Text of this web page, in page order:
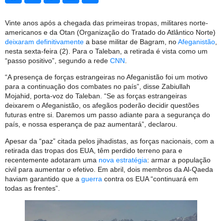
Vinte anos após a chegada das primeiras tropas, militares norte-
americanos e da Otan (Organização do Tratado do Atlântico Norte)
deixaram definitivamente a base militar de Bagram, noAfeganistão
nesta sexta-feira (2). Para o Taleban, a retirada é vista como um
“passo positivo”, segundo a rede CNN
“A presença de forças estrangeiras no Afeganistão foi um motivo
para a continuação dos combates no país”, disse Zabiullah
Mojahid, porta-voz do Taleban. “Se as forças estrangeiras
deixarem o Afeganistão, os afegãos poderão decidir questões
futuras entre si. Daremos um passo adiante para a segurança do
país, e nossa esperança de paz aumentará”, declarou.
Apesar da “paz” citada pelos jihadistas, as forças nacionais, com a
retirada das tropas dos EUA, têm perdido terreno para e
recentemente adotaram uma nova estratégia: armar a população
civil para aumentar o efetivo. Em abril, dois membros da Al-Qaeda
haviam garantido que a guerra contra os EUA “continuará em
todas as frentes”.